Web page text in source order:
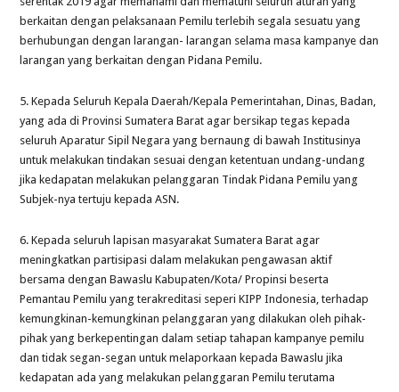
berkaitan dengan pelaksanaan Pemilu terlebih segala sesuatu yang
berhubungan dengan larangan- larangan selama masa kampanye dan
larangan yang berkaitan dengan Pidana Pemilu.
5. Kepada Seluruh Kepala Daerah/Kepala Pemerintahan, Dinas, Badan,
yang ada di Provinsi Sumatera Barat agar bersikap tegas kepada
seluruh Aparatur Sipil Negara yang bernaung di bawah Institusinya
untuk melakukan tindakan sesuai dengan ketentuan undang-undang
jika kedapatan melakukan pelanggaran Tindak Pidana Pemilu yang
Subjek-nya tertuju kepada ASN.
6. Kepada seluruh lapisan masyarakat Sumatera Barat agar
meningkatkan partisipasi dalam melakukan pengawasan aktif
bersama dengan Bawaslu Kabupaten/Kota/ Propinsi beserta
Pemantau Pemilu yang terakreditasi seperi KIPP Indonesia, terhadap
kemungkinan-kemungkinan pelanggaran yang dilakukan oleh pihak-
pihak yang berkepentingan dalam setiap tahapan kampanye pemilu
dan tidak segan-segan untuk melaporkaan kepada Bawaslu jika
kedapatan ada yang melakukan pelanggaran Pemilu terutama